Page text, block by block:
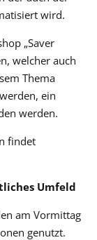
wird.
„Saver
welcher auch
Thema
ein
werden.
findet
Umfeld
am Vormittag
genutzt.